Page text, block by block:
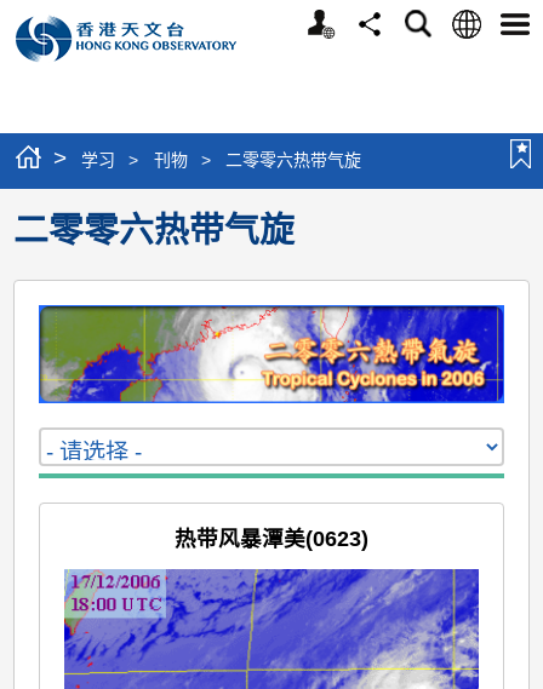
个
分
搜
语
选
> 学习 > 刊物 > 二零零六热带气旋
二零零六热带气旋
热带风暴潭美(0623)